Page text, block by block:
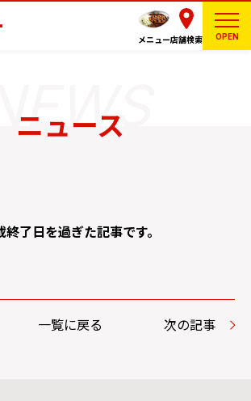
メニュー店舗検索 OPEN
ニュース
終了日を過ぎた記事です。
一覧に戻る 次の記事